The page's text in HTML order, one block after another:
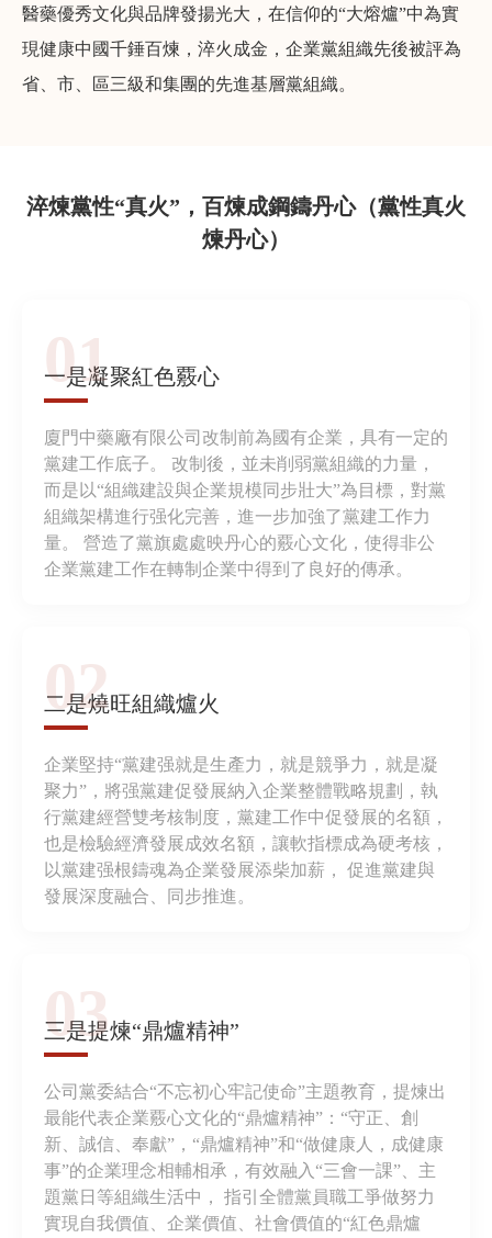
醫藥優秀文化與品牌發揚光大，在信仰的“大熔爐”中為實
現健康中國千錘百煉，淬火成金，企業黨組織先後被評為
省、市、區三級和集團的先進基層黨組織。
淬煉黨性“真火”，百煉成鋼鑄丹心（黨性真火
煉丹心）
01
一是凝聚紅色覈心
廈門中藥廠有限公司改制前為國有企業，具有一定的
黨建工作底子。 改制後，並未削弱黨組織的力量，
而是以“組織建設與企業規模同步壯大”為目標，對黨
組織架構進行强化完善，進一步加強了黨建工作力
量。 營造了黨旗處處映丹心的覈心文化，使得非公
企業黨建工作在轉制企業中得到了良好的傳承。
02
二是燒旺組織爐火
企業堅持“黨建强就是生產力，就是競爭力，就是凝
聚力”，將强黨建促發展納入企業整體戰略規劃，執
行黨建經營雙考核制度，黨建工作中促發展的名額，
也是檢驗經濟發展成效名額，讓軟指標成為硬考核，
以黨建强根鑄魂為企業發展添柴加薪， 促進黨建與
發展深度融合、同步推進。
03
三是提煉“鼎爐精神”
公司黨委結合“不忘初心牢記使命”主題教育，提煉出
最能代表企業覈心文化的“鼎爐精神”：“守正、創
新、誠信、奉獻”，“鼎爐精神”和“做健康人，成健康
事”的企業理念相輔相承，有效融入“三會一課”、主
題黨日等組織生活中， 指引全體黨員職工爭做努力
實現自我價值、企業價值、社會價值的“紅色鼎爐